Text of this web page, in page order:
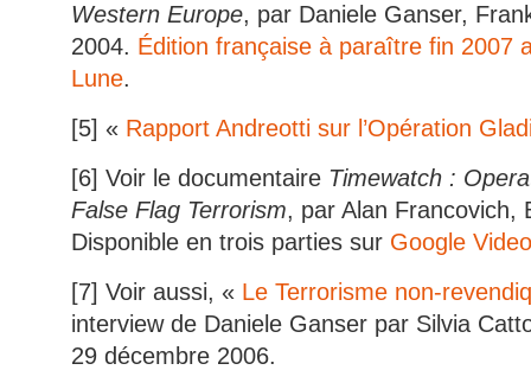
Western Europe, par Daniele Ganser,
2004. Édition française à paraître fin 2007
Lune.
[5] « Rapport Andreotti sur l’Opération
[6] Voir le documentaire Timewatch :
False Flag Terrorism, par Alan Francovich,
Disponible en trois parties sur Google Video
[7] Voir aussi, « Le Terrorisme non-
interview de Daniele Ganser par Silvia
29 décembre 2006.